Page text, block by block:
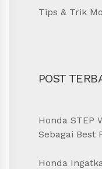
Tips & Trik
POST
Honda STEP
Sebagai Best
Honda